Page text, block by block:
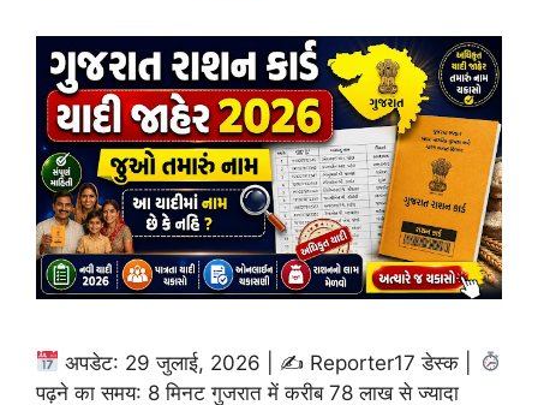
अपडेट: 29 जुलाई, 2026 | ✍ Reporter17 डेस्क |
पढ़ने का समय: 8 मिनट गुजरात में करीब 78 लाख से ज्यादा